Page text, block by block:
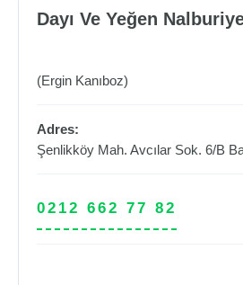
Dayı Ve Yeğen
(Ergin Kanıboz)
Adres:
Şenlikköy Mah. Avcılar Sok. 6/B
0212 662 77 82